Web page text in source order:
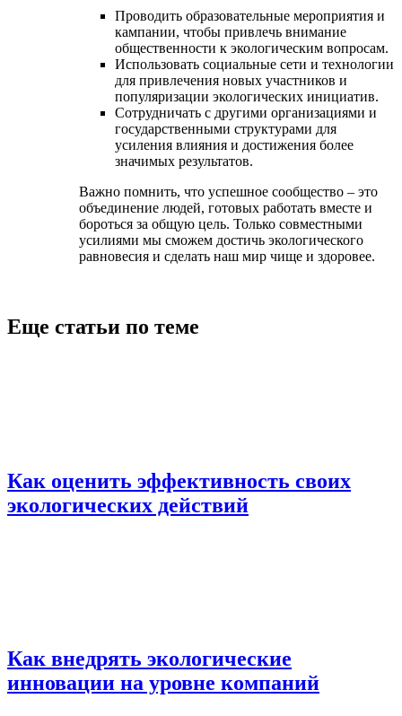
Проводить образовательные мероприятия и
кампании, чтобы привлечь внимание
общественности к экологическим вопросам.
Использовать социальные сети и технологии
для привлечения новых участников и
популяризации экологических инициатив.
Сотрудничать с другими организациями и
государственными структурами для
усиления влияния и достижения более
значимых результатов.
Важно помнить, что успешное сообщество – это
объединение людей, готовых работать вместе и
бороться за общую цель. Только совместными
усилиями мы сможем достичь экологического
равновесия и сделать наш мир чище и здоровее.
Еще статьи по теме
Как оценить эффективность своих
экологических действий
Как внедрять экологические
инновации на уровне компаний